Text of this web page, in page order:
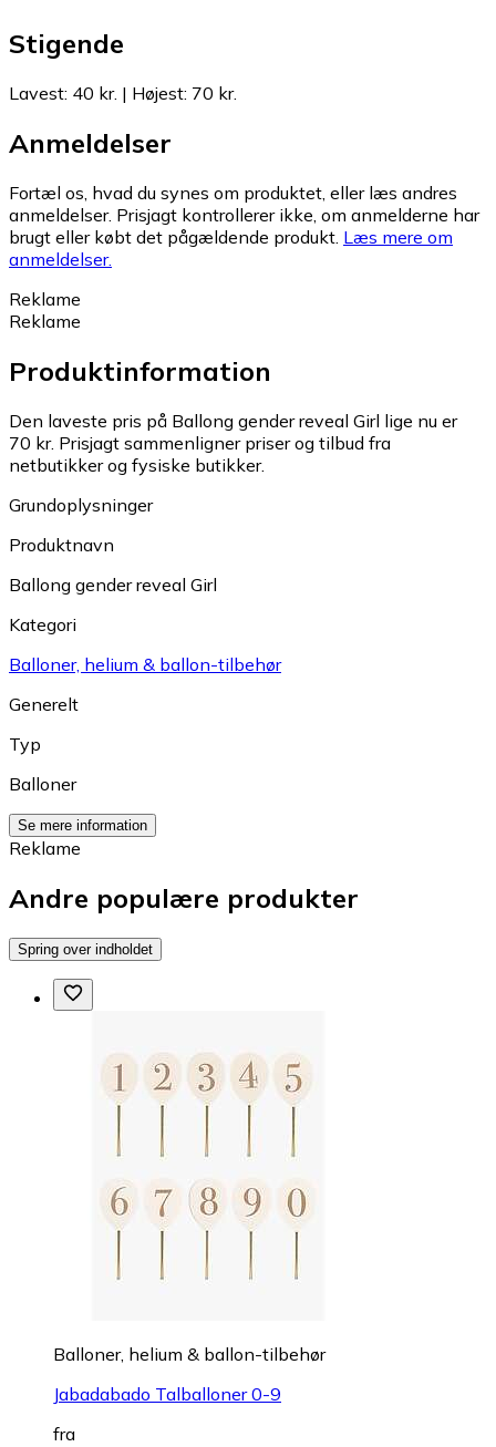
Stigende
Lavest: 40 kr. | Højest: 70 kr.
Anmeldelser
Fortæl os, hvad du synes om produktet, eller læs andres
anmeldelser. Prisjagt kontrollerer ikke, om anmelderne har
brugt eller købt det pågældende produkt. Læs mere om
anmeldelser.
Reklame
Reklame
Produktinformation
Den laveste pris på Ballong gender reveal Girl lige nu er
70 kr. Prisjagt sammenligner priser og tilbud fra
netbutikker og fysiske butikker.
Grundoplysninger
Produktnavn
Ballong gender reveal Girl
Kategori
Balloner, helium & ballon-tilbehør
Generelt
Typ
Balloner
Se mere information
Reklame
Andre populære produkter
Spring over indholdet
Balloner, helium & ballon-tilbehør
Jabadabado Talballoner 0-9
fra